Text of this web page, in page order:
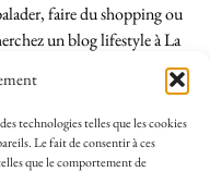
technologies telles que les cookies
Le fait de consentir à ces
que le comportement de
faire du shopping ou
un blog lifestyle à La
au bon endroit. Que vous
belle ville, j’espère que mes
comme un·e vrai·e